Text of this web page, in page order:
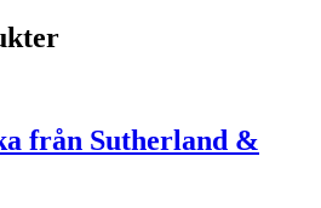
från Sutherland &